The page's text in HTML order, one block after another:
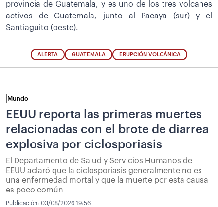
provincia de Guatemala, y es uno de los tres volcanes
activos de Guatemala, junto al Pacaya (sur) y el
Santiaguito (oeste).
ALERTA GUATEMALA ERUPCIÓN VOLCÁNICA
Mundo
EEUU reporta las primeras muertes
relacionadas con el brote de diarrea
explosiva por ciclosporiasis
El Departamento de Salud y Servicios Humanos de
EEUU aclaró que la ciclosporiasis generalmente no es
una enfermedad mortal y que la muerte por esta causa
es poco común
Publicación: 03/08/2026 19:56